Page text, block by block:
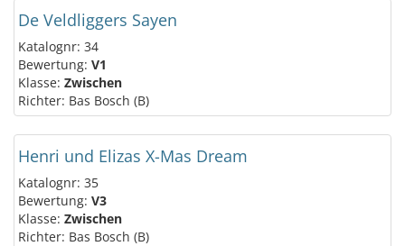
De Veldliggers Sayen
Katalognr: 34
Bewertung: V1
Klasse: Zwischen
Richter: Bas Bosch (B)
Henri und Elizas X-Mas Dream
Katalognr: 35
Bewertung: V3
Klasse: Zwischen
Richter: Bas Bosch (B)